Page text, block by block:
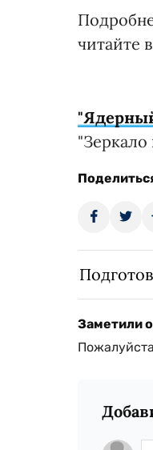
читайте
"Зеркало
Заметили